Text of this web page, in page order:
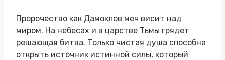
Пророчество как Дамоклов меч висит над
миром. На небесах и в царстве Тьмы грядет
решающая битва. Только чистая душа способна
открыть источник истинной силы, который